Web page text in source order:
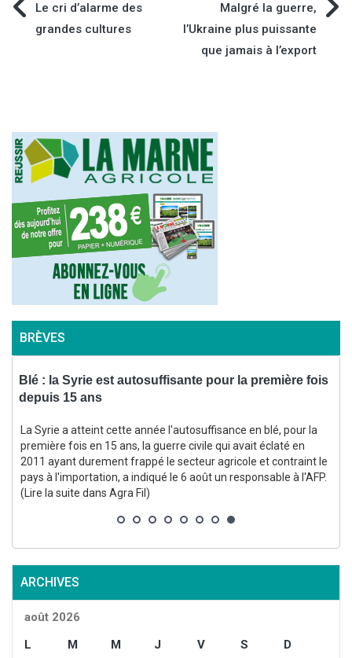
Navigation
Le cri d’alarme des
grandes cultures
Malgré la guerre,
l’Ukraine plus puissante
que jamais à l’export
BRÈVES
Blé : la Syrie est autosuffisante pour la première fois
depuis 15 ans
La Syrie a atteint cette année l'autosuffisance en blé, pour la
première fois en 15 ans, la guerre civile qui avait éclaté en
2011 ayant durement frappé le secteur agricole et contraint le
pays à l'importation, a indiqué le 6 août un responsable à l'AFP.
(Lire la suite dans Agra Fil)
ARCHIVES
août 2026
L
M M J V S
D